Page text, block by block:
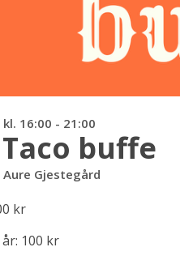
kl. 16:00 - 21:00
Taco buffe
Aure Gjestegård
kr
100 kr